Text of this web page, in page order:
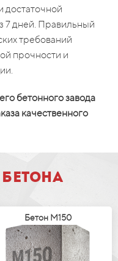
достаточной
7 дней. Правильный
требований
прочности и
бетонного завода
качественного
бетона
Бетон М150